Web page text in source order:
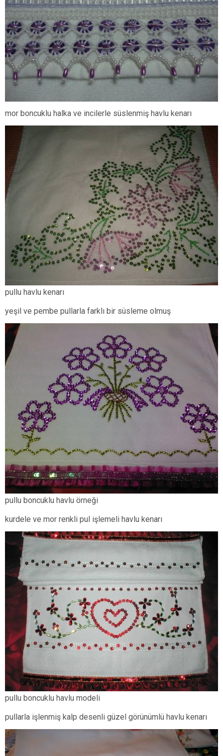
mor boncuklu halka ve incilerle süslenmiş havlu kenarı
pullu havlu kenarı
yeşil ve pembe pullarla farklı bir süsleme olmuş
pullu boncuklu havlu örneği
kurdele ve mor renkli pul işlemeli havlu kenarı
pullu boncuklu havlu modeli
pullarla işlenmiş kalp desenli güzel görünümlü havlu kenarı